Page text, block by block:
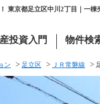
東京都足立区中川2丁目｜一
投資入門 物件検
ン > 足立区 > ＪＲ常磐線 >